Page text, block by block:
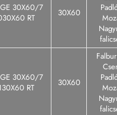
30X60/7
RT
30X60
30X60/7
RT
30X60